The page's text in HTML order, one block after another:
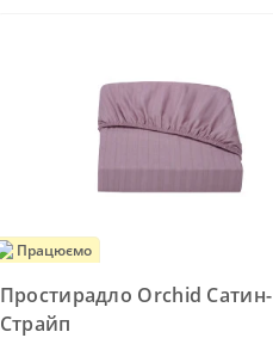
Працюємо
Простирадло Orchid Сатин-
Страйп